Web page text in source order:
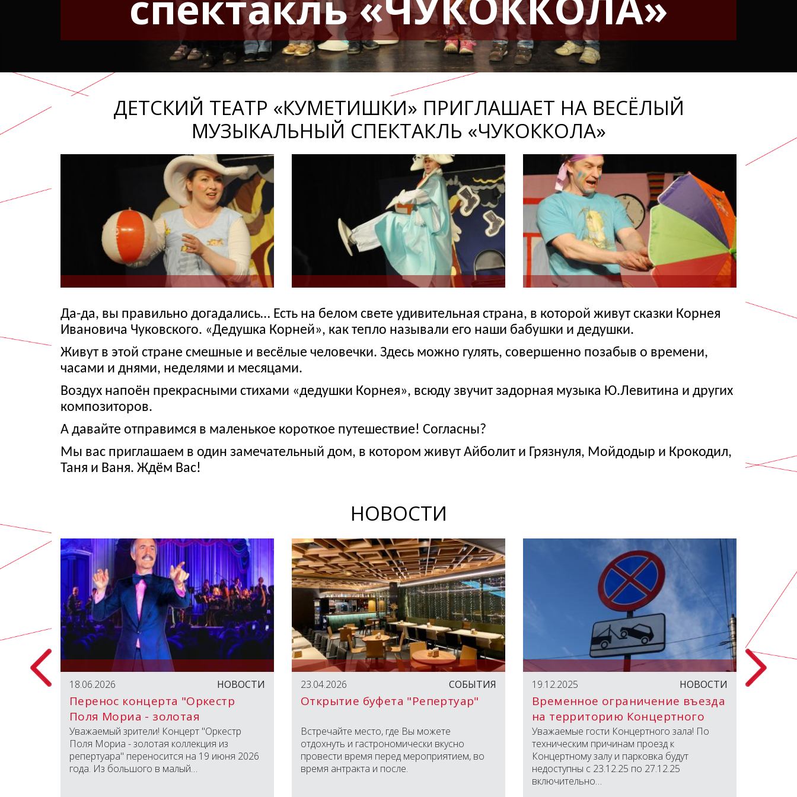
ДЕТСКИЙ ТЕАТР «КУМЕТИШКИ» ПРИГЛАШАЕТ НА ВЕСЁЛЫЙ
МУЗЫКАЛЬНЫЙ СПЕКТАКЛЬ «ЧУКОККОЛА»
Да-да, вы правильно догадались… Есть на белом свете удивительная страна, в которой живут сказки Корнея
Ивановича Чуковского. «Дедушка Корней», как тепло называли его наши бабушки и дедушки.
Живут в этой стране смешные и весёлые человечки. Здесь можно гулять, совершенно позабыв о времени,
часами и днями, неделями и месяцами.
Воздух напоён прекрасными стихами «дедушки Корнея», всюду звучит задорная музыка Ю.Левитина и других
композиторов.
А давайте отправимся в маленькое короткое путешествие! Согласны?
Мы вас приглашаем в один замечательный дом, в котором живут Айболит и Грязнуля, Мойдодыр и Крокодил,
Таня и Ваня. Ждём Вас!
НОВОСТИ
18.06.2026 НОВОСТИ
Перенос концерта "Оркестр
Поля Мориа - золотая
коллекция из репертуара"
Уважаемый зрители! Концерт "Оркестр
Поля Мориа - золотая коллекция из
репертуара" переносится на 19 июня 2026
года. Из большого в малый…
23.04.2026 СОБЫТИЯ
Открытие буфета "Репертуар"
Встречайте место, где Вы можете
отдохнуть и гастрономически вкусно
провести время перед мероприятием, во
время антракта и после.
19.12.2025 НОВОСТИ
Временное ограничение въезда
на территорию Концертного
зала
Уважаемые гости Концертного зала! По
техническим причинам проезд к
Концертному залу и парковка будут
недоступны с 23.12.25 по 27.12.25
включительно…